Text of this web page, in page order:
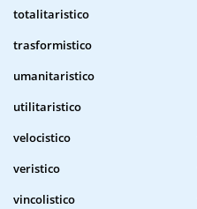
totalitaristico
trasformistico
umanitaristico
utilitaristico
velocistico
veristico
vincolistico